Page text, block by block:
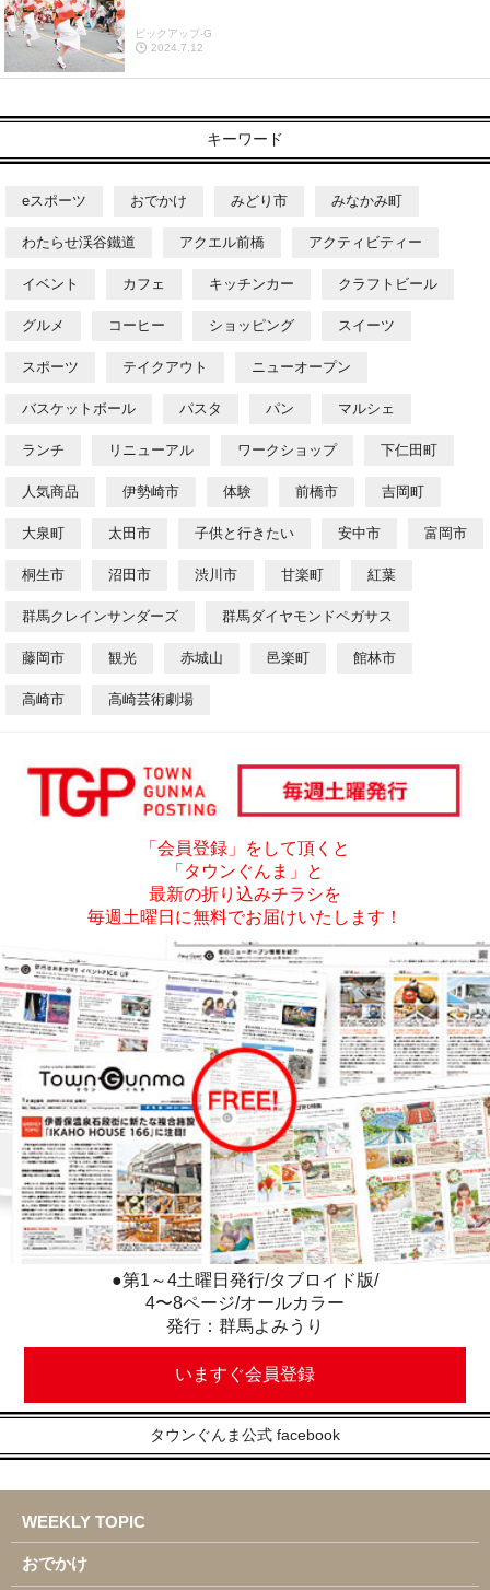
ピックアップ-G
2024.7.12
キーワード
eスポーツ おでかけ みどり市 みなかみ町
わたらせ渓谷鐵道 アクエル前橋 アクティビティー
イベント カフェ キッチンカー クラフトビール
グルメ コーヒー ショッピング スイーツ
スポーツ テイクアウト ニューオープン
バスケットボール パスタ パン マルシェ
ランチ リニューアル ワークショップ 下仁田町
人気商品 伊勢崎市 体験 前橋市 吉岡町
大泉町 太田市 子供と行きたい 安中市 富岡市
桐生市 沼田市 渋川市 甘楽町 紅葉
群馬クレインサンダーズ 群馬ダイヤモンドペガサス
藤岡市 観光 赤城山 邑楽町 館林市
高崎市 高崎芸術劇場
「会員登録」をして頂くと
「タウンぐんま」と
最新の折り込みチラシを
毎週土曜日に無料でお届けいたします！
●第1～4土曜日発行/タブロイド版/
4〜8ページ/オールカラー
発行：群馬よみうり
いますぐ会員登録
タウンぐんま公式 facebook
WEEKLY TOPIC
おでかけ